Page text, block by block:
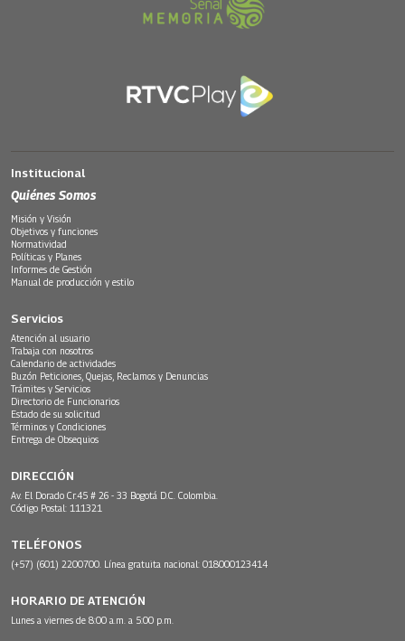
Institucional
Quiénes Somos
Misión y Visión
Objetivos y funciones
Normatividad
Políticas y Planes
Informes de Gestión
Manual de producción y estilo
Servicios
Atención al usuario
Trabaja con nosotros
Calendario de actividades
Buzón Peticiones, Quejas, Reclamos y Denuncias
Trámites y Servicios
Directorio de Funcionarios
Estado de su solicitud
Términos y Condiciones
Entrega de Obsequios
DIRECCIÓN
Av. El Dorado Cr.45 # 26 - 33 Bogotá D.C. Colombia.
Código Postal: 111321
TELÉFONOS
(+57) (601) 2200700. Línea gratuita nacional: 018000123414
HORARIO DE ATENCIÓN
Lunes a viernes de 8:00 a.m. a 5:00 p.m.